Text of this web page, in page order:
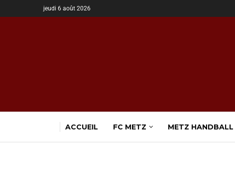
jeudi 6 août 2026
ACCUEIL FC METZ METZ HANDBALL